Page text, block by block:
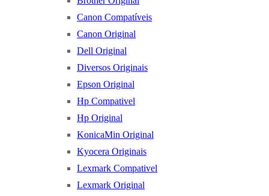
Canon Compatíveis
Canon Original
Dell Original
Diversos Originais
Epson Original
Hp Compativel
Hp Original
KonicaMin Original
Kyocera Originais
Lexmark Compativel
Lexmark Original